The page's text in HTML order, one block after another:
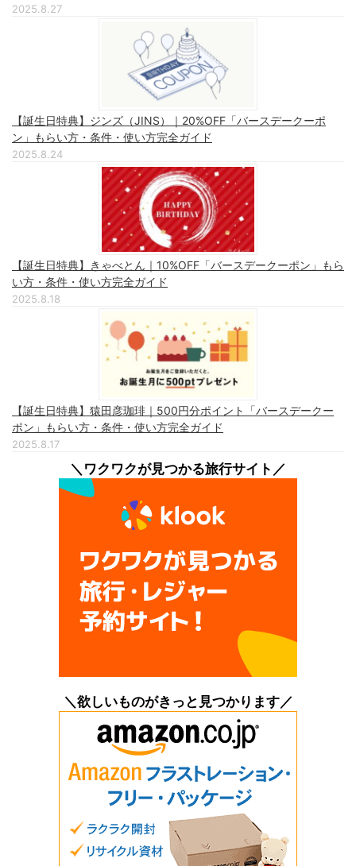
2025.8.27
【誕生日特典】ジンズ（JINS）｜20%OFF「バースデークーポ
ン」もらい方・条件・使い方完全ガイド
2025.8.24
【誕生日特典】きゃべとん｜10%OFF「バースデークーポン」もら
い方・条件・使い方完全ガイド
2025.8.18
【誕生日特典】猿田彦珈琲｜500円分ポイント「バースデークー
ポン」もらい方・条件・使い方完全ガイド
2025.8.17
＼ワクワクが見つかる旅行サイト／
＼欲しいものがきっと見つかります／